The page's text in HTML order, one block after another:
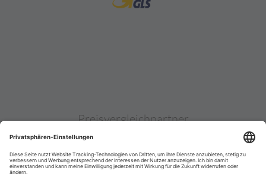
Preisvergleichpartner